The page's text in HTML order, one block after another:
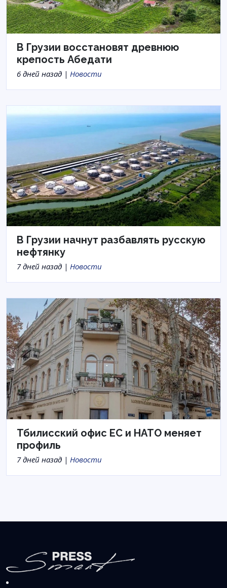
В Грузии восстановят древнюю
крепость Абедати
6 дней назад | Новости
В Грузии начнут разбавлять русскую
нефтянку
7 дней назад | Новости
Тбилисский офис ЕС и НАТО меняет
профиль
7 дней назад | Новости